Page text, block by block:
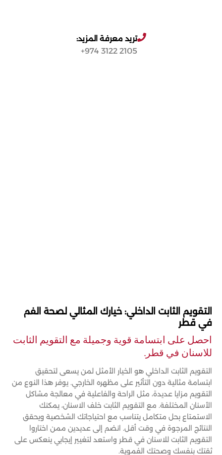
تريد معرفة المزيد:
2105 3122 974+
التقويم الثابت الداخلي: خيارك المثالي لصحة الفم
في قطر
احصل على ابتسامة قوية وجميلة مع التقويم الثابت
للاسنان في قطر.
التقويم الثابت الداخلي هو الخيار الأمثل لمن يسعى لتحقيق
ابتسامة مثالية دون التأثير على مظهره الخارجي. يوفر هذا النوع من
التقويم مزايا عديدة، مثل الراحة والفاعلية في معالجة مشاكل
الأسنان المختلفة. مع التقويم الثابت خلف الاسنان، يمكنك
الاستمتاع بحل متكامل يتناسب مع احتياجاتك الشخصية ويحقق
النتائج المرجوة في وقت أقل. انضم إلى عديدين ممن اختاروا
التقويم الثابت للاسنان في قطر واستعد لتغيير إيجابي ينعكس على
ثقتك بنفسك وصحتك الفموية.